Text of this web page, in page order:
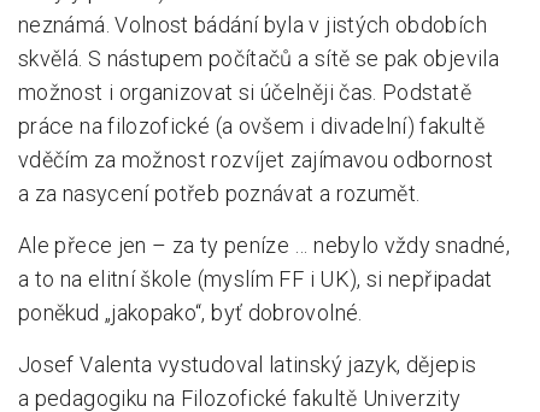
neznámá. Volnost bádání byla v jistých obdobích
skvělá. S nástupem počítačů a sítě se pak objevila
možnost i organizovat si účelněji čas. Podstatě
práce na filozofické (a ovšem i divadelní) fakultě
vděčím za možnost rozvíjet zajímavou odbornost
a za nasycení potřeb poznávat a rozumět.
Ale přece jen – za ty peníze … nebylo vždy snadné,
a to na elitní škole (myslím FF i UK), si nepřipadat
poněkud „jakopako“, byť dobrovolné.
Josef Valenta vystudoval latinský jazyk, dějepis
a pedagogiku na Filozofické fakultě Univerzity